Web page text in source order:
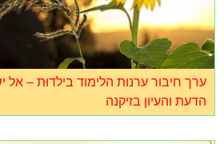
ערך חיבור ערנות הלימוד בילדוּת – אל
הדעת והעיון בזיקנה